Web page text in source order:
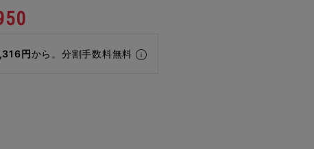
円から。分割手数料無料